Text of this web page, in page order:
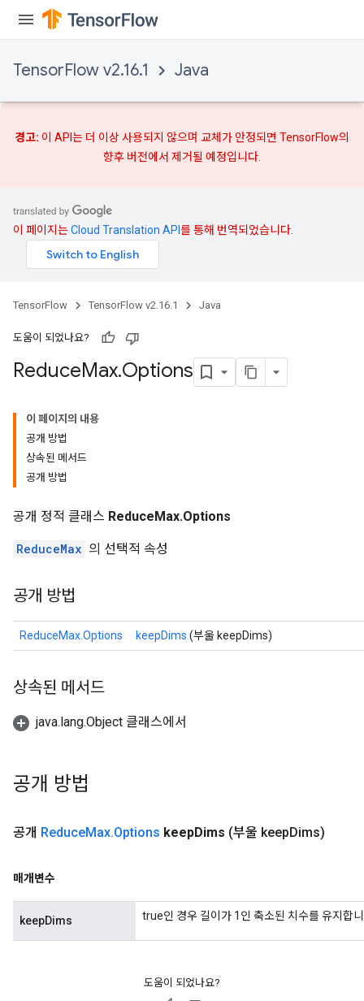
TensorFlow v2.16.1 Java
경고: 이 API는 더 이상 사용되지 않으며 교체가 안정되면 TensorFlow의
향후 버전에서 제거될 예정입니다.
이 페이지는Cloud Translation API 를 통해 번역되었습니다.
TensorFlow TensorFlow v2.16.1 Java
도움이 되었나요?
ReduceMax.Options
이 페이지의 내용
공개 방법
상속된 메서드
공개 방법
공개 정적 클래스 ReduceMax.Options
ReduceMax 의 선택적 속성
공개 방법
ReduceMax.Options keepDims (부울 keepDims)
상속된 메서드
java.lang.Object 클래스에서
공개 방법
공개 ReduceMax.Options keepDims (부울 keepDims)
매개변수
keepDims true인 경우 길이가 1인 축소된 치수를 유지합
도움이 되었나요?